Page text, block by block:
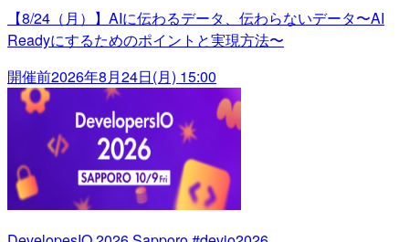
【8/24（月）】AIに伝わるデータ、伝わらないデータ〜AI
Readyにするためのポイントと実現方法〜
開催前2026年8月24日(月) 15:00